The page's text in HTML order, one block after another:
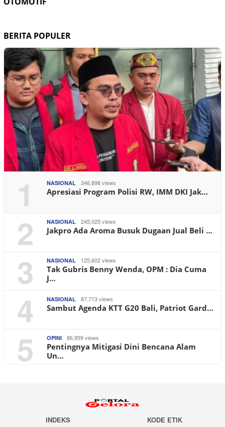
BERITA POPULER
1 NASIONAL 346,898 views
Apresiasi Program Polisi RW, IMM DKI Jak…
2 NASIONAL 245,025 views
Jakpro Ada Aroma Busuk Dugaan Jual Beli …
3 NASIONAL 125,602 views
Tak Gubris Benny Wenda, OPM : Dia Cuma
J…
4 NASIONAL 87,713 views
Sambut Agenda KTT G20 Bali, Patriot Gard…
5 OPINI 86,959 views
Pentingnya Mitigasi Dini Bencana Alam
Un…
INDEKS
KODE ETIK